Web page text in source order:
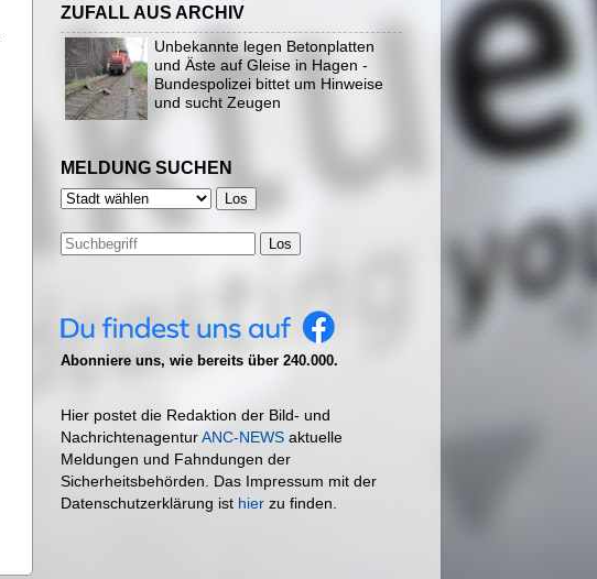
ZUFALL AUS ARCHIV
Unbekannte legen Betonplatten
und Äste auf Gleise in Hagen -
Bundespolizei bittet um Hinweise
und sucht Zeugen
MELDUNG SUCHEN
Los
Abonniere uns, wie bereits über 240.000.
Hier postet die Redaktion der Bild- und
NachrichtenagenturANC-NEWS aktuelle
Meldungen und Fahndungen der
Sicherheitsbehörden. Das Impressum mit der
Datenschutzerklärung ist hier zu finden.